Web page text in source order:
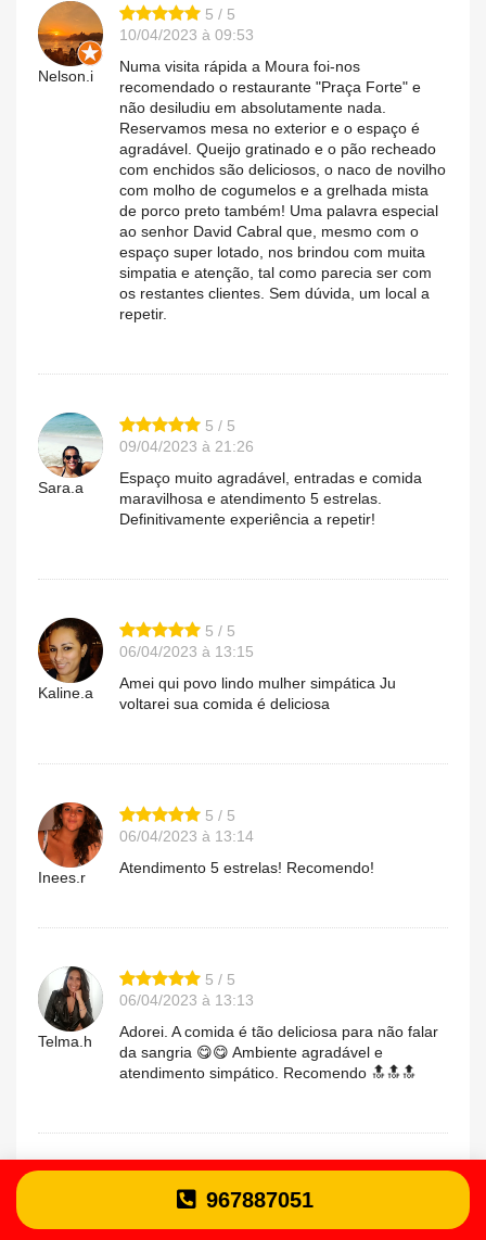
Nelson.i
5 / 5
10/04/2023 à 09:53
Numa visita rápida a Moura foi-nos
recomendado o restaurante "Praça Forte" e
não desiludiu em absolutamente nada.
Reservamos mesa no exterior e o espaço é
agradável. Queijo gratinado e o pão recheado
com enchidos são deliciosos, o naco de novilho
com molho de cogumelos e a grelhada mista
de porco preto também! Uma palavra especial
ao senhor David Cabral que, mesmo com o
espaço super lotado, nos brindou com muita
simpatia e atenção, tal como parecia ser com
os restantes clientes. Sem dúvida, um local a
repetir.
Sara.a
5 / 5
09/04/2023 à 21:26
Espaço muito agradável, entradas e comida
maravilhosa e atendimento 5 estrelas.
Definitivamente experiência a repetir!
Kaline.a
5 / 5
06/04/2023 à 13:15
Amei qui povo lindo mulher simpática Ju
voltarei sua comida é deliciosa
Inees.r
5 / 5
06/04/2023 à 13:14
Atendimento 5 estrelas! Recomendo!
Telma.h
5 / 5
06/04/2023 à 13:13
Adorei. A comida é tão deliciosa para não falar
da sangria 😋😋 Ambiente agradável e
atendimento simpático. Recomendo 🔝🔝🔝
05/04/2023 à 13:45967887051